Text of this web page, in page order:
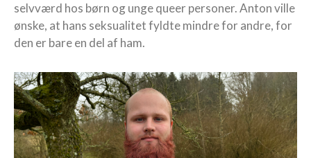
selvværd hos børn og unge queer personer. Anton ville
ønske, at hans seksualitet fyldte mindre for andre, for
den er bare en del af ham.